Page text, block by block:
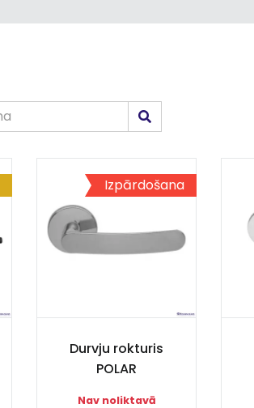
Izpārdošana
Durvju rokturis
POLAR
Nav noliktavā